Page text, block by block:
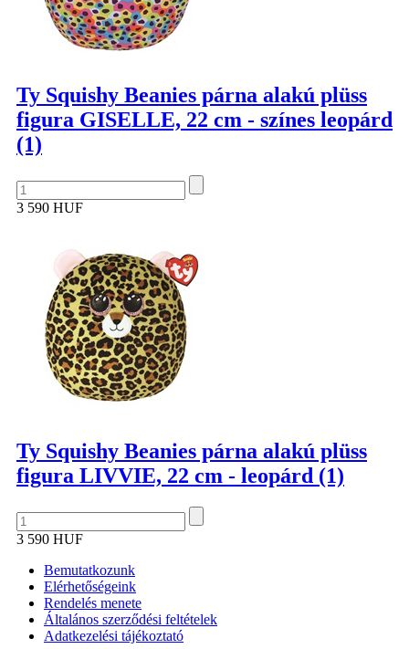
Ty Squishy Beanies párna alakú plüss
figura GISELLE, 22 cm - színes leopárd
(1)
3 590 HUF
Ty Squishy Beanies párna alakú plüss
figura LIVVIE, 22 cm - leopárd (1)
3 590 HUF
Bemutatkozunk
Elérhetőségeink
Rendelés menete
Általános szerződési feltételek
Adatkezelési tájékoztató